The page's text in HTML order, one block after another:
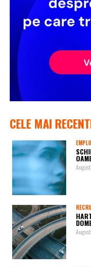
CELE MAI